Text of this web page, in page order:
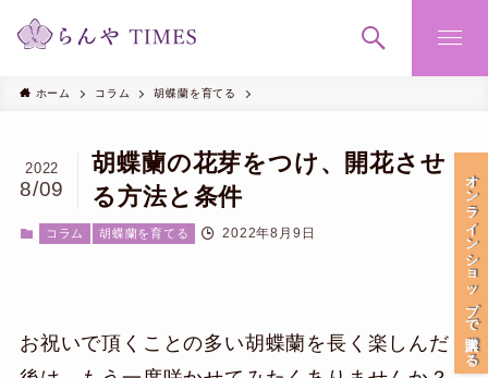
ホーム コラム 胡蝶蘭を育てる
胡蝶蘭の花芽をつけ、開花させ
る方法と条件
2022
8/09
コラム 胡蝶蘭を育てる 2022年8月9日
お祝いで頂くことの多い胡蝶蘭を長く楽しんだ
オンラインショップで購入する